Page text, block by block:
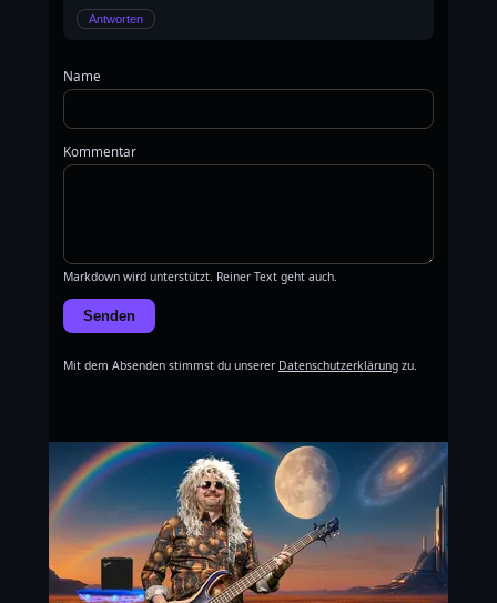
Antworten
Name
Kommentar
Markdown wird unterstützt. Reiner Text geht auch.
Senden
Mit dem Absenden stimmst du unserer Datenschutzerklärung zu.